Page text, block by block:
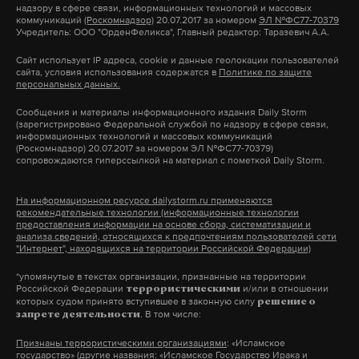
людей нет. По данным ведомства, вода остается
чистой, а следов нефтепродуктов в ней не
отказались отвечать на вопросы корреспондента
редких и исчезающих видов. В одном из парков
сообщили, что не готовы комментировать
ситуацию.
«У нас очень запутанная история — кто за что
отвечает. Кто-то отвечает за животных, кто-то —
за растения, кто-то — за особо охраняемые
черту... Поэтому все комментарии — через
Минприроды», — объяснил Daily Storm сотрудник
территориями Краснодарского края.
А еще мы есть вTelegram,Дзени VK.
Макс Telegram
# новосибирск
#забой скота # вакцинация скота
#кемеровская область #кузбасс
кафе бесплатно поили людей горячим чаем и
Для устойчивости электросети в Белгороде до сих
пор не включают уличные фонари. Также в центре
региона стали привычными временные перебои
со светом и теплом. Родителям младенцев
часто погружался во мрак.
закончили еще 3 апреля. В то же время в соседнем
Курске его продлевали, сначала по просьбам
жителей, а затем из-за холодов.
надзору в сфере связи, информационных технологий и массовых
коммуникаций (Роскомнадзор) 20.07.2017 за номером ЭЛ №ФС77-70379
Учредитель: ООО "ОрденФеликса", Главный редактор: Таразевич А.А.
Сайт использует IP адреса, cookie и данные геолокации пользователей
сайта, условия использования содержатся в Политике по защите
персональных данных.
Сообщения и материалы информационного издания Daily Storm
(зарегистрировано Федеральной службой по надзору в сфере связи,
информационных технологий и массовых коммуникаций
(Роскомнадзор) 20.07.2017 за номером ЭЛ №ФС77-70379)
сопровождаются гиперссылкой на материал с пометкой Daily Storm.
На информационном ресурсе dailystorm.ru применяются
рекомендательные технологии (информационные технологии
предоставления информации на основе сбора, систематизации и
анализа сведений, относящихся к предпочтениям пользователей сети
"Интернет", находящихся на территории Российской Федерации)
*упомянутые в текстах организации, признанные на территории
Российской Федерации террористическими и/или в отношении
которых судом принято вступившее в законную силу решение о
запрете деятельности. В том числе:
Признаны террористическими организациями: «Исламское
государство» (другие названия: «Исламское Государство Ирака и